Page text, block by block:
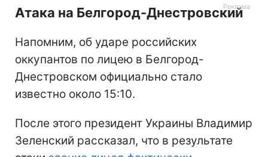
Атака на Белгород-Днестровский
Напомним, об ударе российских
оккупантов по лицею в Белгород-
Днестровском официально стало
известно около 15:10.
После этого президент Украины Владимир
Зеленский рассказал, что в результате